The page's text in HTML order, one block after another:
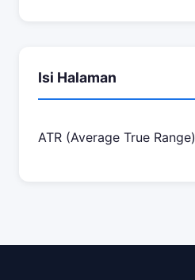
Isi Halaman
ATR (Average True Range)